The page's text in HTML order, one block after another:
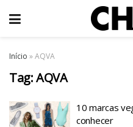
Início »AQVA
Tag:AQVA
10 marcas
conhecer